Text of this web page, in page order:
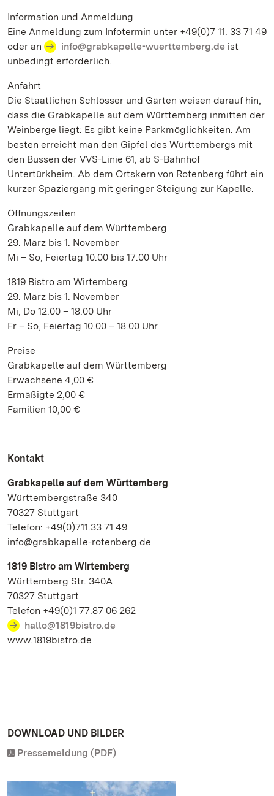
Information und Anmeldung
Eine Anmeldung zum Infotermin unter +49(0)7 11. 33 71 49
oder an
info@grabkapelle-wuerttemberg.de ist
unbedingt erforderlich.
Anfahrt
Die Staatlichen Schlösser und Gärten weisen darauf hin,
dass die Grabkapelle auf dem Württemberg inmitten der
Weinberge liegt: Es gibt keine Parkmöglichkeiten. Am
besten erreicht man den Gipfel des Württembergs mit
den Bussen der VVS-Linie 61, ab S-Bahnhof
Untertürkheim. Ab dem Ortskern von Rotenberg führt ein
kurzer Spaziergang mit geringer Steigung zur Kapelle.
Öffnungszeiten
Grabkapelle auf dem Württemberg
29. März bis 1. November
Mi – So, Feiertag 10.00 bis 17.00 Uhr
1819 Bistro am Wirtemberg
29. März bis 1. November
Mi, Do 12.00 – 18.00 Uhr
Fr – So, Feiertag 10.00 – 18.00 Uhr
Preise
Grabkapelle auf dem Württemberg
Erwachsene 4,00 €
Ermäßigte 2,00 €
Familien 10,00 €
Kontakt
Grabkapelle auf dem Württemberg
Württembergstraße 340
70327 Stuttgart
Telefon: +49(0)711.33 71 49
info@grabkapelle-rotenberg.de
1819 Bistro am Wirtemberg
Württemberg Str. 340A
70327 Stuttgart
Telefon +49(0)1 77.87 06 262
hallo@1819bistro.de
www.1819bistro.de
DOWNLOAD UND BILDER
Pressemeldung (PDF)